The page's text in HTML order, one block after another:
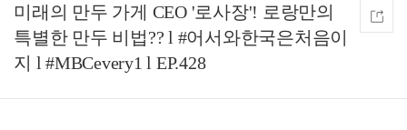
미래의 만두 가게 CEO '로사장'! 로랑만의
특별한 만두 비법?? l #어서와한국은처음이
지 l #MBCevery1 l EP.428